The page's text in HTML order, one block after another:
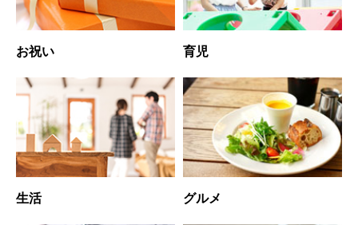
お祝い 育児
生活 グルメ